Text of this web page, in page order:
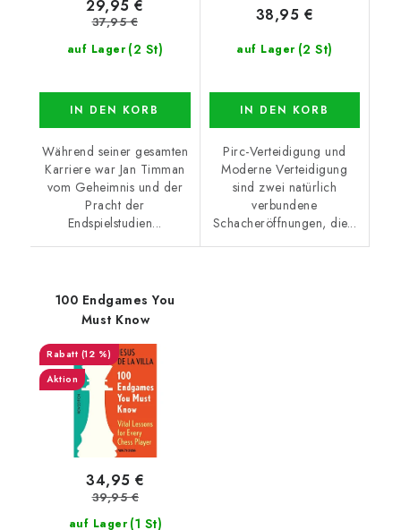
auf Lager (2 St)
29,95 €
37,95 €
IN DEN KORB
Während seiner gesamten
Karriere war Jan Timman
vom Geheimnis und der
Pracht der
Endspielstudien...
auf Lager (2 St)
38,95 €
IN DEN KORB
Pirc-Verteidigung und
Moderne Verteidigung
sind zwei natürlich
verbundene
Schacheröffnungen, die...
100 Endgames You
Must Know
(12 %)
Aktion
auf Lager (1 St)
34,95 €
39,95 €